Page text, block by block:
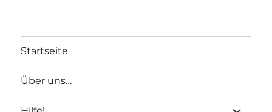
Startseite
Über uns…